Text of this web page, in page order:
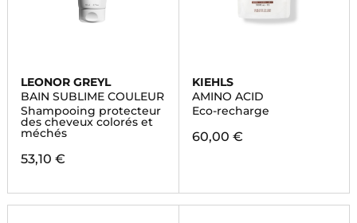
LEONOR GREYL
BAIN SUBLIME COULEUR
Shampooing protecteur
des cheveux colorés et
méchés
53,10 €
KIEHLS
AMINO ACID
Eco-recharge
60,00 €